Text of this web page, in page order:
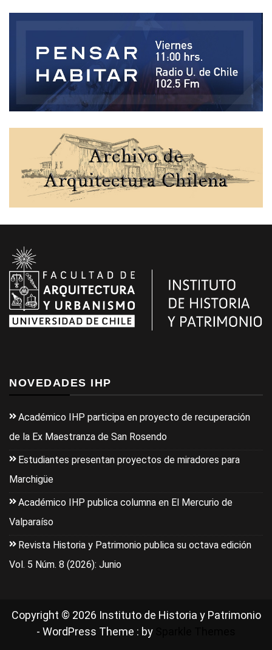
NOVEDADES IHP
Académico IHP participa en proyecto de recuperación
de la Ex Maestranza de San Rosendo
Estudiantes presentan proyectos de miradores para
Marchigüe
Académico IHP publica columna en El Mercurio de
Valparaíso
Revista Historia y Patrimonio publica su octava edición
Vol. 5 Núm. 8 (2026): Junio
Copyright © 2026 Instituto de Historia y Patrimonio
- WordPress Theme : by